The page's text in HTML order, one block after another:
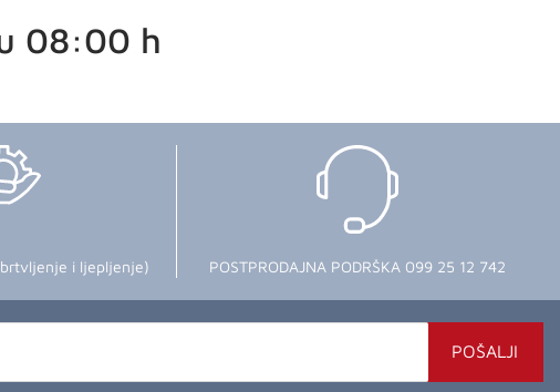
08:00 h
i ljepljenje) POSTPRODAJNA PODRŠKA 099 25 12 742
POŠALJI